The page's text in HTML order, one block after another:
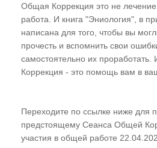
Общая Коррекция это не лечение
работа. И книга "Эниология", в
написана для того, чтобы вы
прочесть и вспомнить свои
самостоятельно их
Коррекция - это помощь вам в
Переходите по ссылке ниже для
предстоящему Сеанса Общей
участия в общей работе